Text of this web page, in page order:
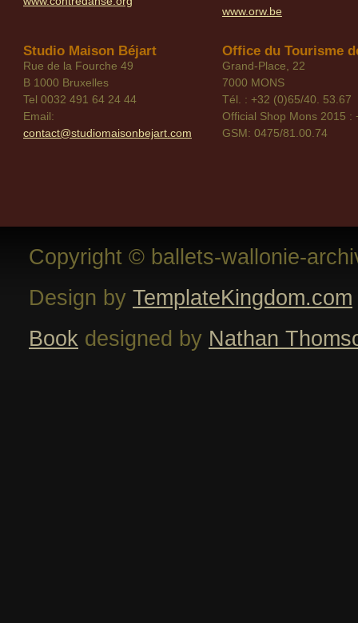
www.orw.be
Studio Maison Béjart
Rue de la Fourche 49
B 1000 Bruxelles
Tel 0032 491 64 24 44
Email:
contact@studiomaisonbejart.com
Office du Tourisme
Grand-Place, 22
7000 MONS
Tél. : +32 (0)65/40. 53.67
Official Shop Mons 2015 :
GSM: 0475/81.00.74
Copyright © ballets-wallonie-
Design by TemplateKingdom.com
Book designed by Nathan